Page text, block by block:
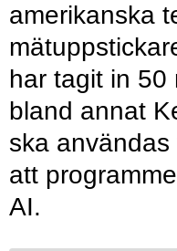
amerikanska
har tagit in 50
bland annat
ska
att
AI.